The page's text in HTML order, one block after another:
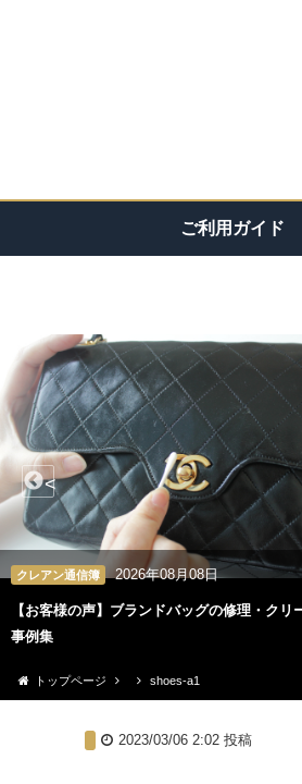
ご利用ガイド
クレアン通信簿 2026年08月08日
【お客様の声】ブランドバッグの修理・クリ
事例集
<
トップページ shoes-a1
2023/03/06 2:02投稿